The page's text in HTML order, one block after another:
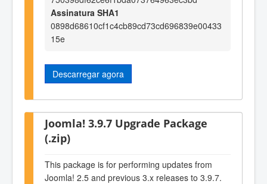
Assinatura SHA1
0898d68610cf1c4cb89cd73cd696839e00433
15e
Descarregar agora
Joomla! 3.9.7 Upgrade Package
(.zip)
This package is for performing updates from
Joomla! 2.5 and previous 3.x releases to 3.9.7.